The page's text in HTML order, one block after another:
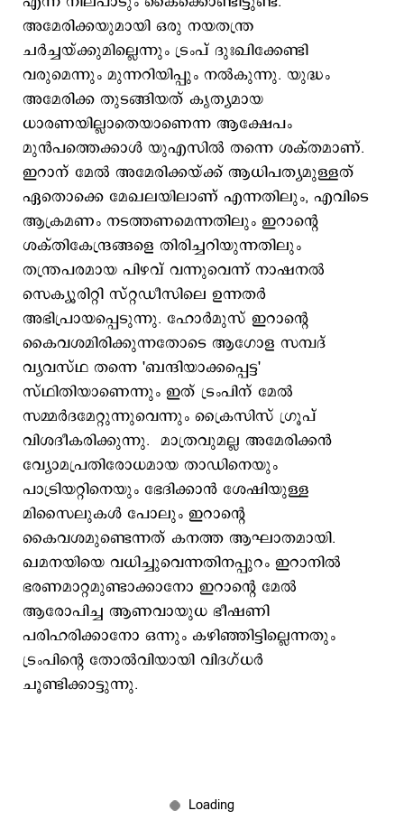
അമേരിക്കയുമായി ഒരു നയതന്ത്ര
ചര്‍ച്ചയ്ക്കുമില്ലെന്നും ട്രംപ് ദുഃഖിക്കേണ്ടി
വരുമെന്നും മുന്നറിയിപ്പും നല്‍കുന്നു. യുദ്ധം
അമേരിക്ക തുടങ്ങിയത് കൃത്യമായ
ധാരണയില്ലാതെയാണെന്ന ആക്ഷേപം
മുന്‍പത്തെക്കാള്‍ യുഎസില്‍ തന്നെ ശക്തമാണ്.
ഇറാന് മേല്‍ അമേരിക്കയ്ക്ക് ആധിപത്യമുള്ളത്
ഏതൊക്കെ മേഖലയിലാണ് എന്നതിലും, എവിടെ
ആക്രമണം നടത്തണമെന്നതിലും ഇറാന്‍റെ
ശക്തികേന്ദ്രങ്ങളെ തിരിച്ചറിയുന്നതിലും
തന്ത്രപരമായ പിഴവ് വന്നുവെന്ന് നാഷനല്‍
സെക്യൂരിറ്റി സ്റ്റഡീസിലെ ഉന്നതര്‍
അഭിപ്രായപ്പെടുന്നു. ഹോര്‍മുസ് ഇറാന്‍റെ
കൈവശമിരിക്കുന്നതോടെ ആഗോള സമ്പദ്
വ്യവസ്ഥ തന്നെ 'ബന്ദിയാക്കപ്പെട്ട'
സ്ഥിതിയാണെന്നും ഇത് ട്രംപിന് മേല്‍
സമ്മര്‍ദമേറ്റുന്നുവെന്നും ക്രൈസിസ് ഗ്രൂപ്
വിശദീകരിക്കുന്നു. മാത്രവുമല്ല അമേരിക്കന്‍
വ്യോമപ്രതിരോധമായ താഡിനെയും
പാട്രിയറ്റിനെയും ഭേദിക്കാന്‍ ശേഷിയുള്ള
മിസൈലുകള്‍ പോലും ഇറാന്‍റെ
കൈവശമുണ്ടെന്നത് കനത്ത ആഘാതമായി.
ഖമനയിയെ വധിച്ചുവെന്നതിനപ്പുറം ഇറാനില്‍
ഭരണമാറ്റമുണ്ടാക്കാനോ ഇറാന്‍റെ മേല്‍
ആരോപിച്ച ആണവായുധ ഭീഷണി
പരിഹരിക്കാനോ ഒന്നും കഴിഞ്ഞിട്ടില്ലെന്നതും
ട്രംപിന്‍റെ തോല്‍വിയായി വിദഗ്ധര്‍
ചൂണ്ടിക്കാട്ടുന്നു.